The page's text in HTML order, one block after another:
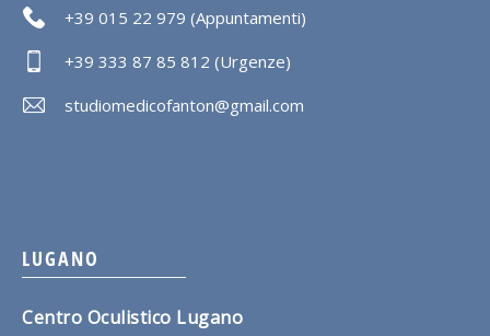
+39 015 22 979 (Appuntamenti)
+39 333 87 85 812 (Urgenze)
studiomedicofanton@gmail.com
LUGANO
Centro Oculistico Lugano